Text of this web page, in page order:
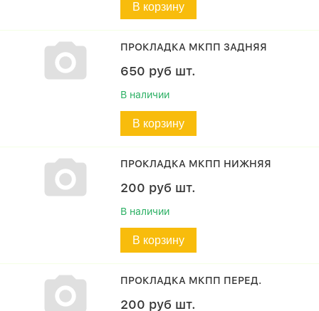
В корзину
ПРОКЛАДКА МКПП ЗАДНЯЯ
650 руб шт.
В наличии
В корзину
ПРОКЛАДКА МКПП НИЖНЯЯ
200 руб шт.
В наличии
В корзину
ПРОКЛАДКА МКПП ПЕРЕД.
200 руб шт.